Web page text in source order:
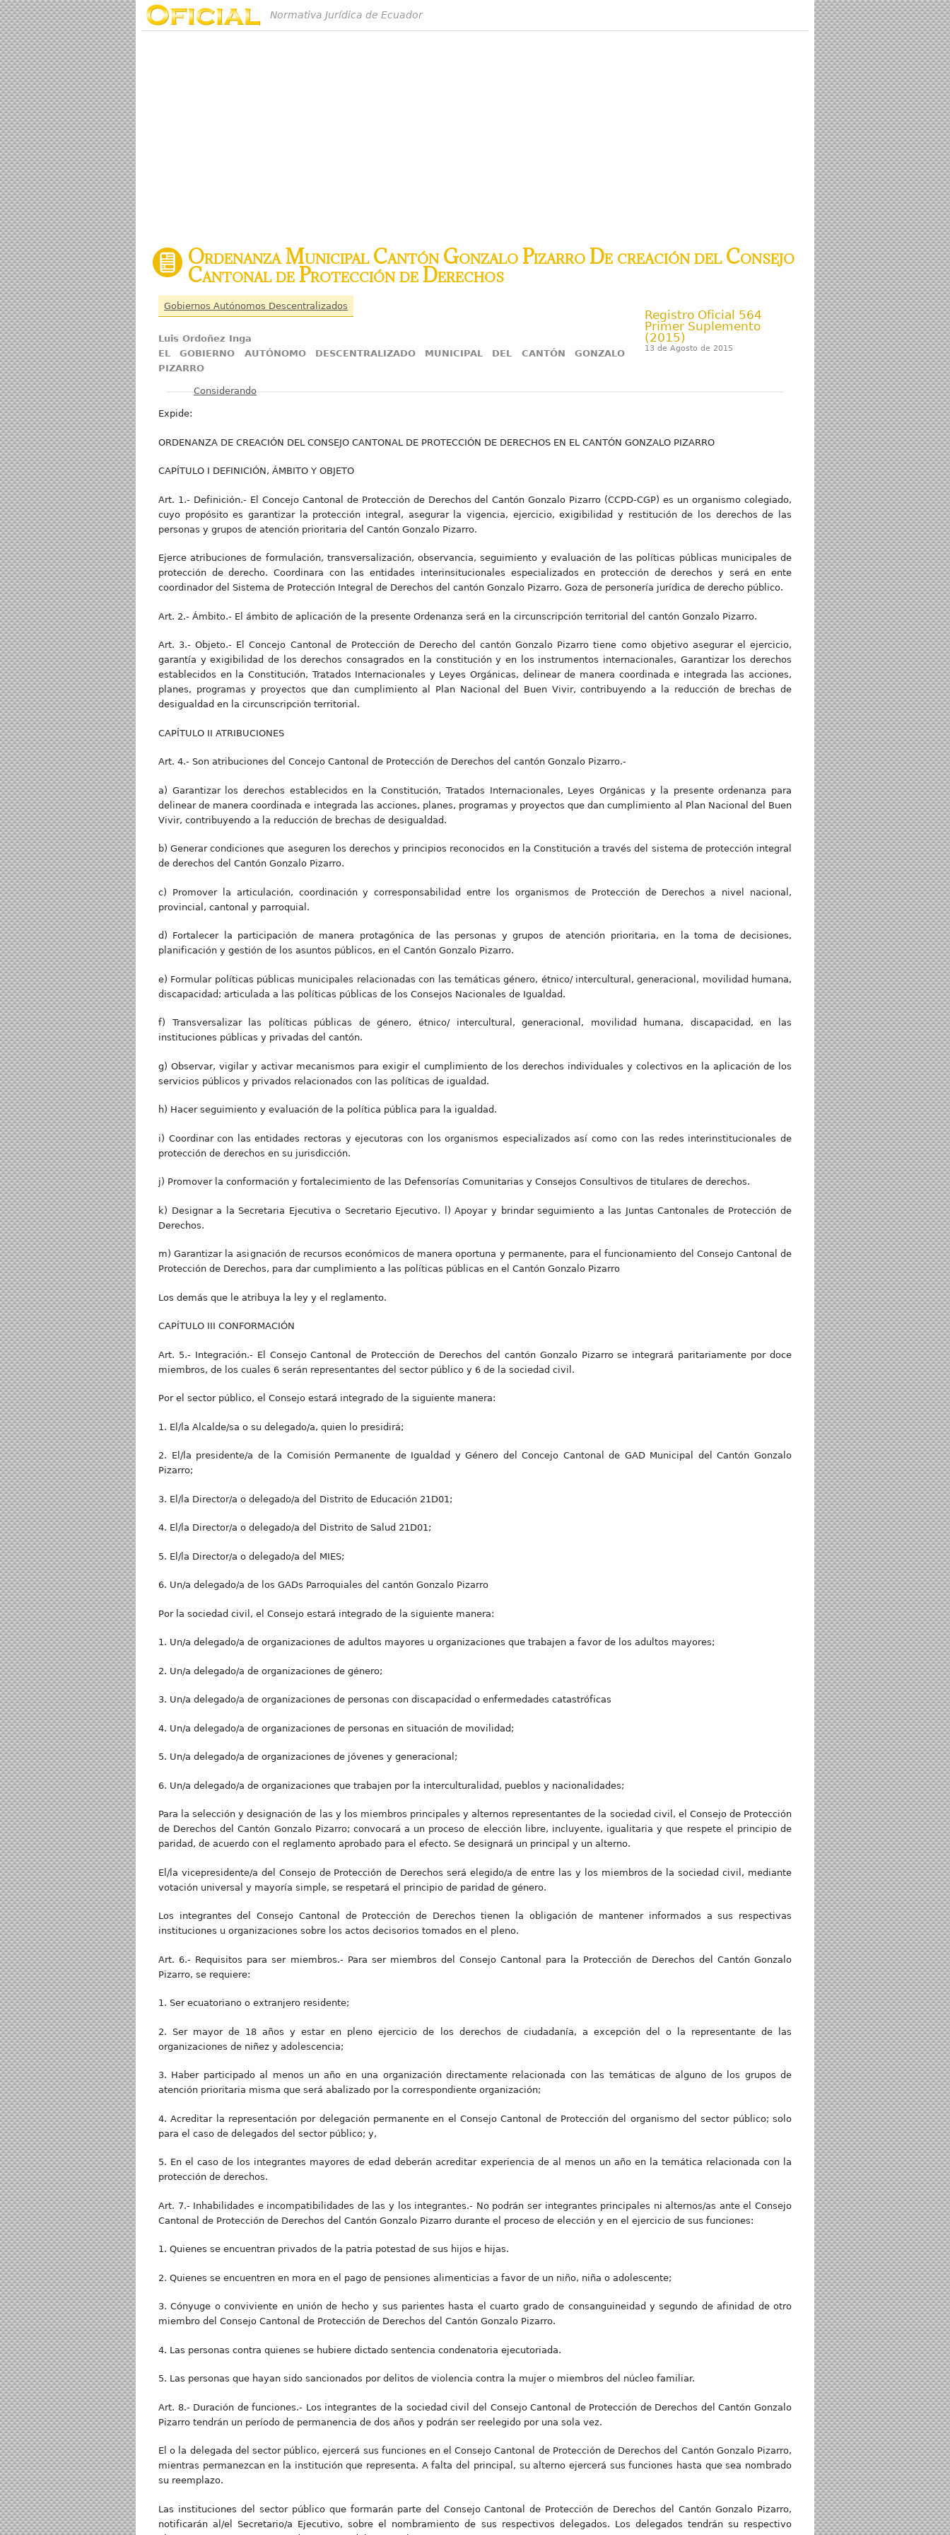
Normativa Jurídica de Ecuador
Ordenanza Municipal Cantón Gonzalo Pizarro De creación del Consejo
Cantonal de Protección de Derechos
Gobiernos Autónomos Descentralizados
Registro Oficial 564
Primer Suplemento
(2015)
13 de Agosto de 2015
​Luis Ordoñez Inga
EL GOBIERNO AUTÓNOMO DESCENTRALIZADO MUNICIPAL DEL CANTÓN GONZALO
PIZARRO
Mostrar
Considerando
Expide:
ORDENANZA DE CREACIÓN DEL CONSEJO CANTONAL DE PROTECCIÓN DE DERECHOS EN EL CANTÓN GONZALO PIZARRO
CAPÍTULO I DEFINICIÓN, ÁMBITO Y OBJETO
Art. 1.- Definición.- El Concejo Cantonal de Protección de Derechos del Cantón Gonzalo Pizarro (CCPD-CGP) es un organismo colegiado,
cuyo propósito es garantizar la protección integral, asegurar la vigencia, ejercicio, exigibilidad y restitución de los derechos de las
personas y grupos de atención prioritaria del Cantón Gonzalo Pizarro.
Ejerce atribuciones de formulación, transversalización, observancia, seguimiento y evaluación de las políticas públicas municipales de
protección de derecho. Coordinara con las entidades interinsitucionales especializados en protección de derechos y será en ente
coordinador del Sistema de Protección Integral de Derechos del cantón Gonzalo Pizarro. Goza de personería jurídica de derecho público.
Art. 2.- Ámbito.- El ámbito de aplicación de la presente Ordenanza será en la circunscripción territorial del cantón Gonzalo Pizarro.
Art. 3.- Objeto.- El Concejo Cantonal de Protección de Derecho del cantón Gonzalo Pizarro tiene como objetivo asegurar el ejercicio,
garantía y exigibilidad de los derechos consagrados en la constitución y en los instrumentos internacionales, Garantizar los derechos
establecidos en la Constitución, Tratados Internacionales y Leyes Orgánicas, delinear de manera coordinada e integrada las acciones,
planes, programas y proyectos que dan cumplimiento al Plan Nacional del Buen Vivir, contribuyendo a la reducción de brechas de
desigualdad en la circunscripción territorial.
CAPÍTULO II ATRIBUCIONES
Art. 4.- Son atribuciones del Concejo Cantonal de Protección de Derechos del cantón Gonzalo Pizarro.-
a) Garantizar los derechos establecidos en la Constitución, Tratados Internacionales, Leyes Orgánicas y la presente ordenanza para
delinear de manera coordinada e integrada las acciones, planes, programas y proyectos que dan cumplimiento al Plan Nacional del Buen
Vivir, contribuyendo a la reducción de brechas de desigualdad.
b) Generar condiciones que aseguren los derechos y principios reconocidos en la Constitución a través del sistema de protección integral
de derechos del Cantón Gonzalo Pizarro.
c) Promover la articulación, coordinación y corresponsabilidad entre los organismos de Protección de Derechos a nivel nacional,
provincial, cantonal y parroquial.
d) Fortalecer la participación de manera protagónica de las personas y grupos de atención prioritaria, en la toma de decisiones,
planificación y gestión de los asuntos públicos, en el Cantón Gonzalo Pizarro.
e) Formular políticas públicas municipales relacionadas con las temáticas género, étnico/ intercultural, generacional, movilidad humana,
discapacidad; articulada a las políticas públicas de los Consejos Nacionales de Igualdad.
f) Transversalizar las políticas públicas de género, étnico/ intercultural, generacional, movilidad humana, discapacidad, en las
instituciones públicas y privadas del cantón.
g) Observar, vigilar y activar mecanismos para exigir el cumplimiento de los derechos individuales y colectivos en la aplicación de los
servicios públicos y privados relacionados con las políticas de igualdad.
h) Hacer seguimiento y evaluación de la política pública para la igualdad.
i) Coordinar con las entidades rectoras y ejecutoras con los organismos especializados así como con las redes interinstitucionales de
protección de derechos en su jurisdicción.
j) Promover la conformación y fortalecimiento de las Defensorías Comunitarias y Consejos Consultivos de titulares de derechos.
k) Designar a la Secretaria Ejecutiva o Secretario Ejecutivo. l) Apoyar y brindar seguimiento a las Juntas Cantonales de Protección de
Derechos.
m) Garantizar la asignación de recursos económicos de manera oportuna y permanente, para el funcionamiento del Consejo Cantonal de
Protección de Derechos, para dar cumplimiento a las políticas públicas en el Cantón Gonzalo Pizarro
Los demás que le atribuya la ley y el reglamento.
CAPÍTULO III CONFORMACIÓN
Art. 5.- Integración.- El Consejo Cantonal de Protección de Derechos del cantón Gonzalo Pizarro se integrará paritariamente por doce
miembros, de los cuales 6 serán representantes del sector público y 6 de la sociedad civil.
Por el sector público, el Consejo estará integrado de la siguiente manera:
1. El/la Alcalde/sa o su delegado/a, quien lo presidirá;
2. El/la presidente/a de la Comisión Permanente de Igualdad y Género del Concejo Cantonal de GAD Municipal del Cantón Gonzalo
Pizarro;
3. El/la Director/a o delegado/a del Distrito de Educación 21D01;
4. El/la Director/a o delegado/a del Distrito de Salud 21D01;
5. El/la Director/a o delegado/a del MIES;
6. Un/a delegado/a de los GADs Parroquiales del cantón Gonzalo Pizarro
Por la sociedad civil, el Consejo estará integrado de la siguiente manera:
1. Un/a delegado/a de organizaciones de adultos mayores u organizaciones que trabajen a favor de los adultos mayores;
2. Un/a delegado/a de organizaciones de género;
3. Un/a delegado/a de organizaciones de personas con discapacidad o enfermedades catastróficas
4. Un/a delegado/a de organizaciones de personas en situación de movilidad;
5. Un/a delegado/a de organizaciones de jóvenes y generacional;
6. Un/a delegado/a de organizaciones que trabajen por la interculturalidad, pueblos y nacionalidades;
Para la selección y designación de las y los miembros principales y alternos representantes de la sociedad civil, el Consejo de Protección
de Derechos del Cantón Gonzalo Pizarro; convocará a un proceso de elección libre, incluyente, igualitaria y que respete el principio de
paridad, de acuerdo con el reglamento aprobado para el efecto. Se designará un principal y un alterno.
El/la vicepresidente/a del Consejo de Protección de Derechos será elegido/a de entre las y los miembros de la sociedad civil, mediante
votación universal y mayoría simple, se respetará el principio de paridad de género.
Los integrantes del Consejo Cantonal de Protección de Derechos tienen la obligación de mantener informados a sus respectivas
instituciones u organizaciones sobre los actos decisorios tomados en el pleno.
Art. 6.- Requisitos para ser miembros.- Para ser miembros del Consejo Cantonal para la Protección de Derechos del Cantón Gonzalo
Pizarro, se requiere:
1. Ser ecuatoriano o extranjero residente;
2. Ser mayor de 18 años y estar en pleno ejercicio de los derechos de ciudadanía, a excepción del o la representante de las
organizaciones de niñez y adolescencia;
3. Haber participado al menos un año en una organización directamente relacionada con las temáticas de alguno de los grupos de
atención prioritaria misma que será abalizado por la correspondiente organización;
4. Acreditar la representación por delegación permanente en el Consejo Cantonal de Protección del organismo del sector público; solo
para el caso de delegados del sector público; y,
5. En el caso de los integrantes mayores de edad deberán acreditar experiencia de al menos un año en la temática relacionada con la
protección de derechos.
Art. 7.- Inhabilidades e incompatibilidades de las y los integrantes.- No podrán ser integrantes principales ni alternos/as ante el Consejo
Cantonal de Protección de Derechos del Cantón Gonzalo Pizarro durante el proceso de elección y en el ejercicio de sus funciones:
1. Quienes se encuentran privados de la patria potestad de sus hijos e hijas.
2. Quienes se encuentren en mora en el pago de pensiones alimenticias a favor de un niño, niña o adolescente;
3. Cónyuge o conviviente en unión de hecho y sus parientes hasta el cuarto grado de consanguineidad y segundo de afinidad de otro
miembro del Consejo Cantonal de Protección de Derechos del Cantón Gonzalo Pizarro.
4. Las personas contra quienes se hubiere dictado sentencia condenatoria ejecutoriada.
5. Las personas que hayan sido sancionados por delitos de violencia contra la mujer o miembros del núcleo familiar.
Art. 8.- Duración de funciones.- Los integrantes de la sociedad civil del Consejo Cantonal de Protección de Derechos del Cantón Gonzalo
Pizarro tendrán un período de permanencia de dos años y podrán ser reelegido por una sola vez.
El o la delegada del sector público, ejercerá sus funciones en el Consejo Cantonal de Protección de Derechos del Cantón Gonzalo Pizarro,
mientras permanezcan en la institución que representa. A falta del principal, su alterno ejercerá sus funciones hasta que sea nombrado
su reemplazo.
Las instituciones del sector público que formarán parte del Consejo Cantonal de Protección de Derechos del Cantón Gonzalo Pizarro,
notificarán al/el Secretario/a Ejecutivo, sobre el nombramiento de sus respectivos delegados. Los delegados tendrán su respectivo